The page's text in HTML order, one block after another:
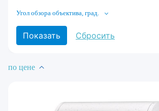
Угол обзора объектива, град.
по цене